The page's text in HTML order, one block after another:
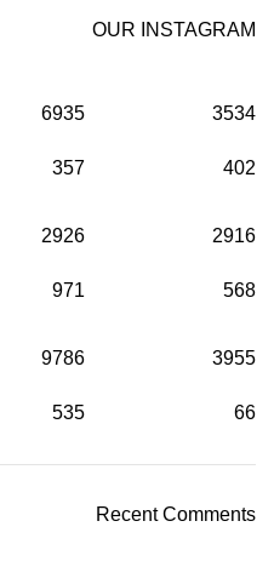
OUR INSTAGRAM
3534
402
6935
357
2916
568
2926
971
3955
66
9786
535
Recent Comments